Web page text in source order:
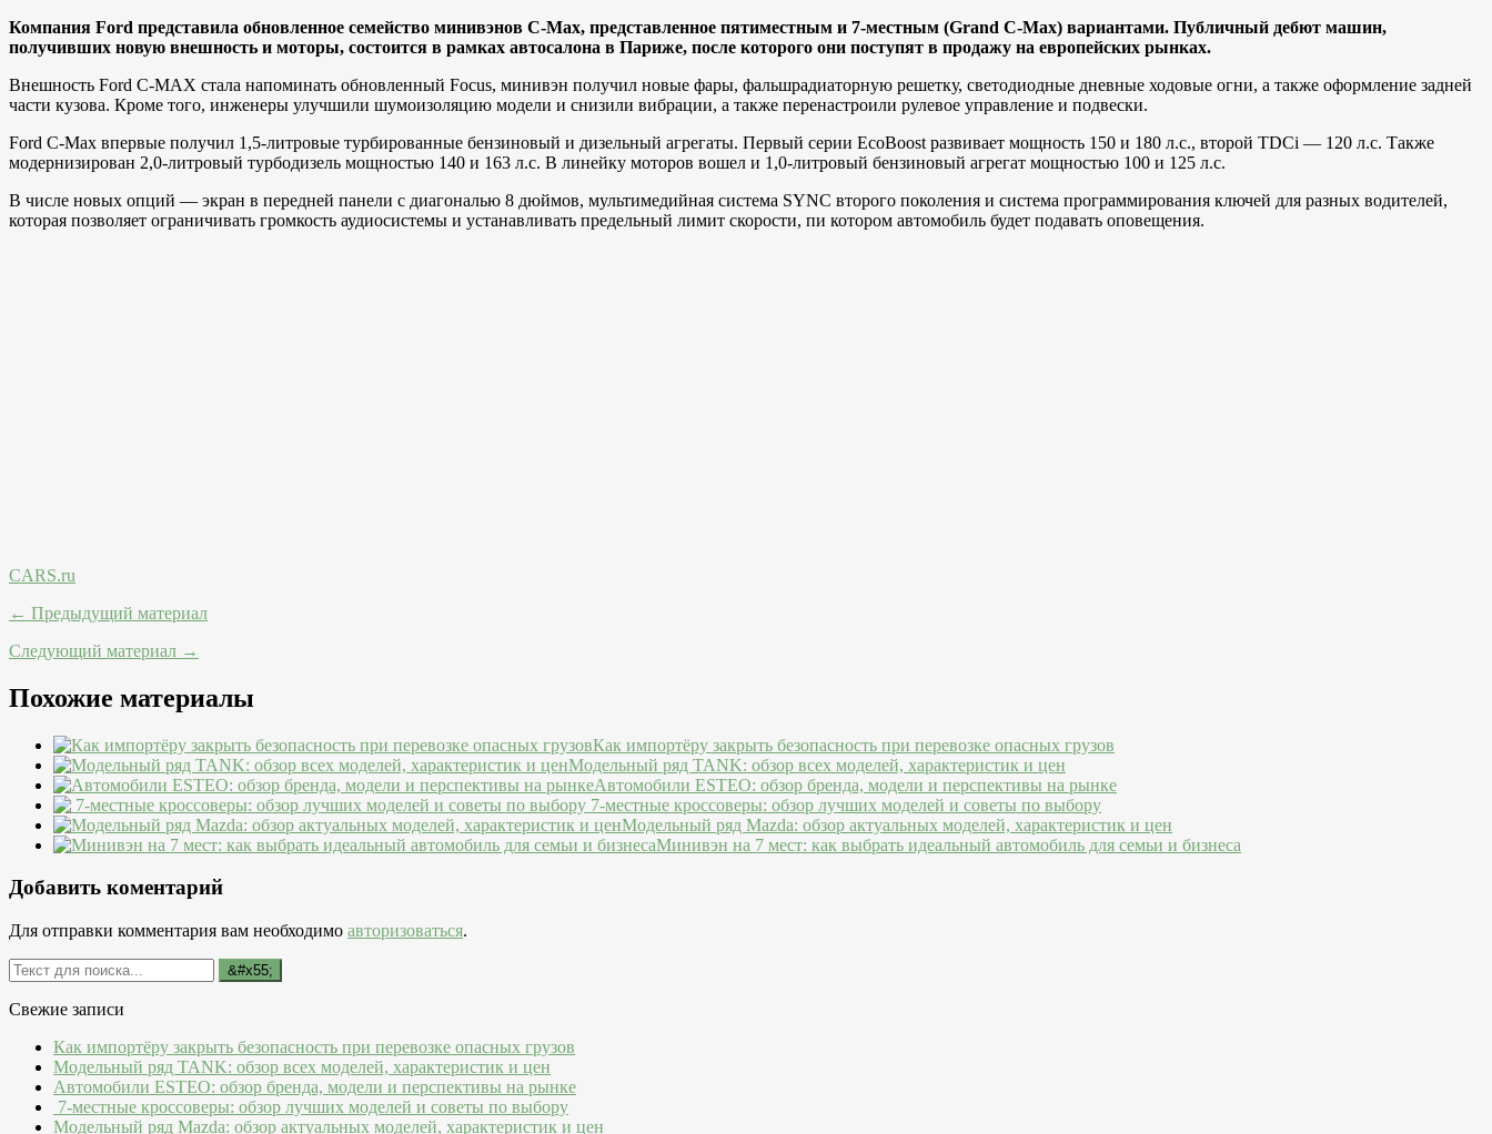
Компания Ford представила обновленное семейство минивэнов C-Max, представленное пятиместным и 7-местным (Grand C-Max) вариантами. Публичный дебют машин,
получивших новую внешность и моторы, состоится в рамках автосалона в Париже, после которого они поступят в продажу на европейских рынках.
Внешность Ford C-MAX стала напоминать обновленный Focus, минивэн получил новые фары, фальшрадиаторную решетку, светодиодные дневные ходовые огни, а также оформление задней
части кузова. Кроме того, инженеры улучшили шумоизоляцию модели и снизили вибрации, а также перенастроили рулевое управление и подвески.
Ford C-Max впервые получил 1,5-литровые турбированные бензиновый и дизельный агрегаты. Первый серии EcoBoost развивает мощность 150 и 180 л.с., второй TDCi — 120 л.с. Также
модернизирован 2,0-литровый турбодизель мощностью 140 и 163 л.с. В линейку моторов вошел и 1,0-литровый бензиновый агрегат мощностью 100 и 125 л.с.
В числе новых опций — экран в передней панели с диагональю 8 дюймов, мультимедийная система SYNC второго поколения и система программирования ключей для разных водителей,
которая позволяет ограничивать громкость аудиосистемы и устанавливать предельный лимит скорости, пи котором автомобиль будет подавать оповещения.
CARS.ru
← Предыдущий материал
Следующий материал →
Похожие материалы
Как импортёру закрыть безопасность при перевозке опасных грузов
Модельный ряд TANK: обзор всех моделей, характеристик и цен
Автомобили ESTEO: обзор бренда, модели и перспективы на рынке
7-местные кроссоверы: обзор лучших моделей и советы по выбору
Модельный ряд Mazda: обзор актуальных моделей, характеристик и цен
Минивэн на 7 мест: как выбрать идеальный автомобиль для семьи и бизнеса
Добавить коментарий
Для отправки комментария вам необходимо авторизоваться.
Свежие записи
Как импортёру закрыть безопасность при перевозке опасных грузов
Модельный ряд TANK: обзор всех моделей, характеристик и цен
Автомобили ESTEO: обзор бренда, модели и перспективы на рынке
7-местные кроссоверы: обзор лучших моделей и советы по выбору
Модельный ряд Mazda: обзор актуальных моделей, характеристик и цен